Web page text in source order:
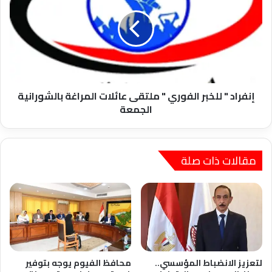
المنشأة
الكبرى
بالقوصية
للخبر
الفوري
"
ملتقى
الجمعة
إنفراد " للخبر الفوري " ملتقى عائلات المراغة بالشورانية
الجمعة
مقالات ذات صلة
لتعزيز الانضباط المؤسسي.. محافظ الفيوم يوجه بتوفير